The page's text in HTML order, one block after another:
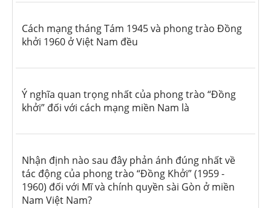
Cách mạng tháng Tám 1945 và phong trào Đồng
khởi 1960 ở Việt Nam đều
Ý nghĩa quan trọng nhất của phong trào “Đồng
khởi” đối với cách mạng miền Nam là
Nhận định nào sau đây phản ánh đúng nhất về
tác động của phong trào “Đồng Khởi” (1959 -
1960) đối với Mĩ và chính quyền sài Gòn ở miền
Nam Việt Nam?